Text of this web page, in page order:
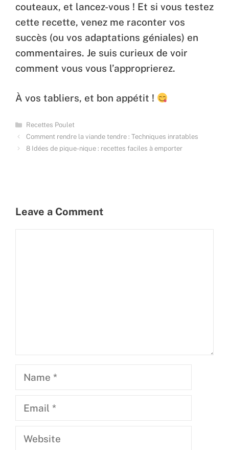
couteaux, et lancez-vous ! Et si vous testez
cette recette, venez me raconter vos
succès (ou vos adaptations géniales) en
commentaires. Je suis curieux de voir
comment vous vous l’approprierez.
À vos tabliers, et bon appétit !
Categories
Recettes Poulet
Comment rendre la viande tendre : Techniques inratables
8 Idées de pique-nique : recettes faciles à emporter
Leave a Comment
Name
Email
Website